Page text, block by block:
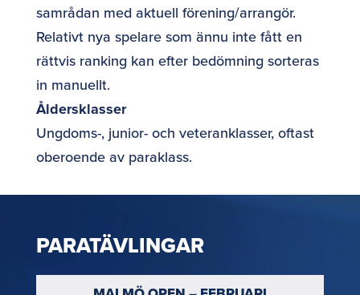
samrådan med aktuell förening/arrangör.
Relativt nya spelare som ännu inte fått en
rättvis ranking kan efter bedömning sorteras
in manuellt.
Åldersklasser
Ungdoms-, junior- och veteranklasser, oftast
oberoende av paraklass.
PARATÄVLINGAR